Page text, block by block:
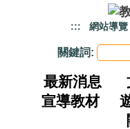
::: 網站導覽
關鍵詞:
最新消息
宣導教材